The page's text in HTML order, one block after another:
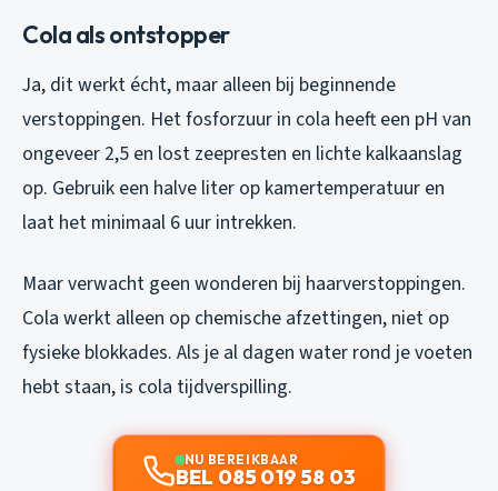
Cola als ontstopper
Ja, dit werkt écht, maar alleen bij beginnende
verstoppingen. Het fosforzuur in cola heeft een pH van
ongeveer 2,5 en lost zeepresten en lichte kalkaanslag
op. Gebruik een halve liter op kamertemperatuur en
laat het minimaal 6 uur intrekken.
Maar verwacht geen wonderen bij haarverstoppingen.
Cola werkt alleen op chemische afzettingen, niet op
fysieke blokkades. Als je al dagen water rond je voeten
hebt staan, is cola tijdverspilling.
NU BEREIKBAAR
BEL 085 019 58 03